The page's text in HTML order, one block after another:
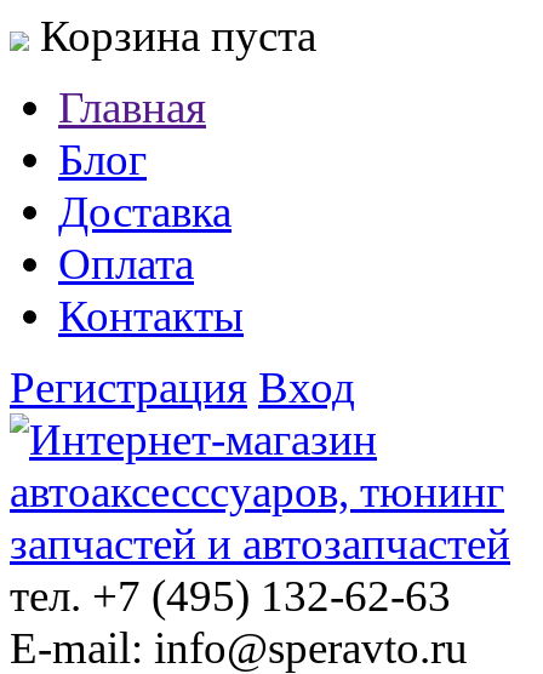
Корзина пуста
Главная
Блог
Доставка
Оплата
Контакты
Регистрация Вход
тел. +7 (495) 132-62-63
E-mail: info@speravto.ru